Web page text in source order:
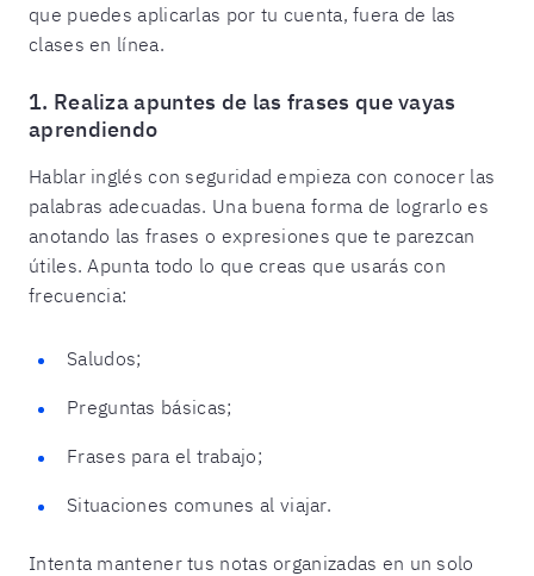
que puedes aplicarlas por tu cuenta, fuera de las
clases en línea.
1. Realiza apuntes de las frases que vayas
aprendiendo
Hablar inglés con seguridad empieza con conocer las
palabras adecuadas. Una buena forma de lograrlo es
anotando las frases o expresiones que te parezcan
útiles. Apunta todo lo que creas que usarás con
frecuencia:
Saludos;
Preguntas básicas;
Frases para el trabajo;
Situaciones comunes al viajar.
Intenta mantener tus notas organizadas en un solo